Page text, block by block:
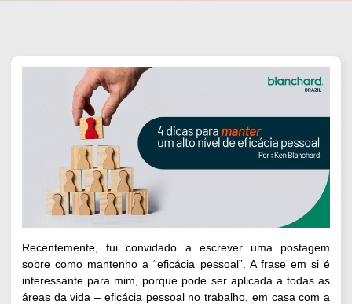
Recentemente, fui convidado a escrever uma postagem
sobre como mantenho a “eficácia pessoal”. A frase em si é
interessante para mim, porque pode ser aplicada a todas as
áreas da vida – eficácia pessoal no trabalho, em casa com a